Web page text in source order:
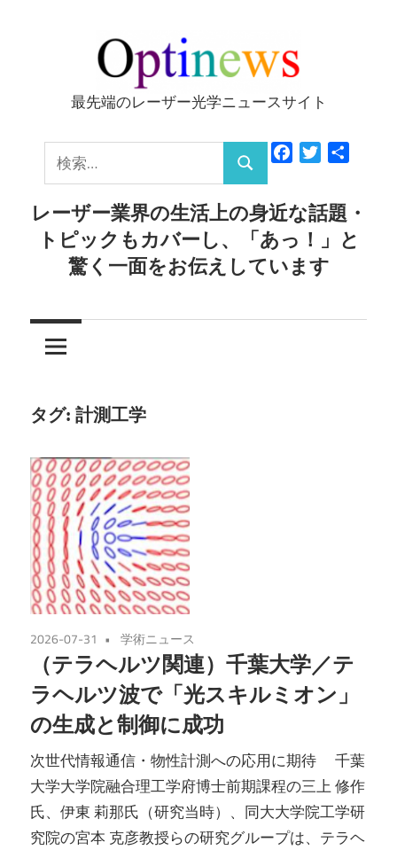
ッ
Optinews
最先端のレーザー光学ニュースサイト
索:
検
索
FacebookTwitter
レーザー業界の生活上の身近な話題・
トピックもカバーし、「あっ！」と
驚く一面をお伝えしています
タグ: 計測工学
2026-07-31 学術ニュース
（テラヘルツ関連）千葉大学／テ
ラヘルツ波で「光スキルミオン」
の生成と制御に成功
次世代情報通信・物性計測への応用に期待 千葉
大学大学院融合理工学府博士前期課程の三上 修作
氏、伊東 莉那氏（研究当時）、同大大学院工学研
究院の宮本 克彦教授らの研究グループは、テラヘ